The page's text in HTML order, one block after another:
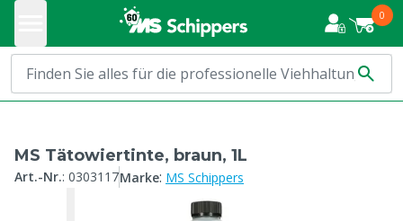
0
MS Tätowiertinte, braun, 1L
Art.-Nr.: 0303117Marke: MS Schippers